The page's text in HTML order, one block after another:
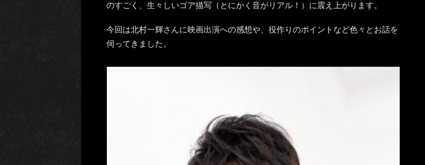
のすごく、生々しいゴア描写（とにかく音がリアル！）に震え上がります。
今回は北村一輝さんに映画出演への感想や、役作りのポイントなど色々とお話を
伺ってきました。